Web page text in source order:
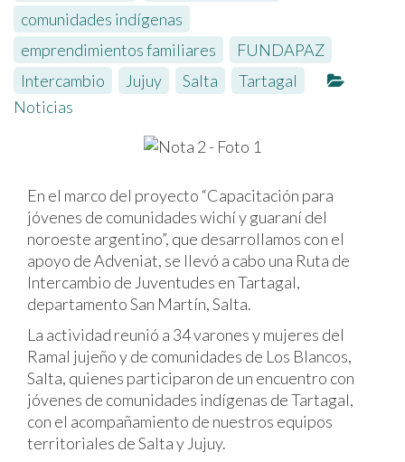
comunidades indígenas
emprendimientos familiares
FUNDAPAZ
Intercambio
Jujuy Salta
Tartagal
Noticias
En el marco del proyecto “Capacitación para
jóvenes de comunidades wichí y guaraní del
noroeste argentino”, que desarrollamos con el
apoyo de Adveniat, se llevó a cabo una Ruta de
Intercambio de Juventudes en Tartagal,
departamento San Martín, Salta.
La actividad reunió a 34 varones y mujeres del
Ramal jujeño y de comunidades de Los Blancos,
Salta, quienes participaron de un encuentro con
jóvenes de comunidades indígenas de Tartagal,
con el acompañamiento de nuestros equipos
territoriales de Salta y Jujuy.